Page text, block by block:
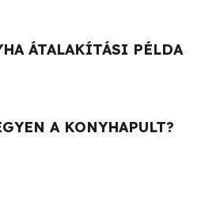
ÁTALAKÍTÁSI PÉLDA
A KONYHAPULT?